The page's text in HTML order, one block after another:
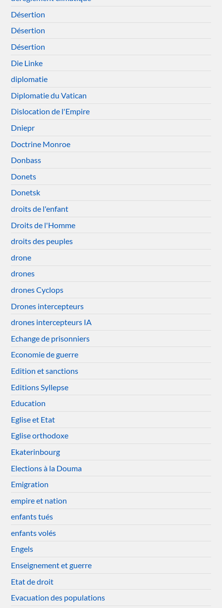
Désertion
Désertion
Désertion
Die Linke
diplomatie
Diplomatie du Vatican
Dislocation de l'Empire
Dniepr
Doctrine Monroe
Donbass
Donets
Donetsk
droits de l'enfant
Droits de l'Homme
droits des peuples
drone
drones
drones Cyclops
Drones intercepteurs
drones intercepteurs IA
Echange de prisonniers
Economie de guerre
Edition et sanctions
Editions Syllepse
Education
Eglise et Etat
Eglise orthodoxe
Ekaterinbourg
Elections à la Douma
Emigration
empire et nation
enfants tués
enfants volés
Engels
Enseignement et guerre
Etat de droit
Evacuation des populations